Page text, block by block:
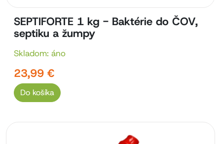
SEPTIFORTE 1 kg - Baktérie do ČOV,
septiku a žumpy
Skladom: áno
23,99 €
Do košíka